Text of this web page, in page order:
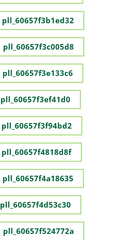
pll_60657f3b1ed32
pll_60657f3c005d8
pll_60657f3e133c6
pll_60657f3ef41d0
pll_60657f3f94bd2
pll_60657f4818d8f
pll_60657f4a18635
pll_60657f4d53c30
pll_60657f524772a